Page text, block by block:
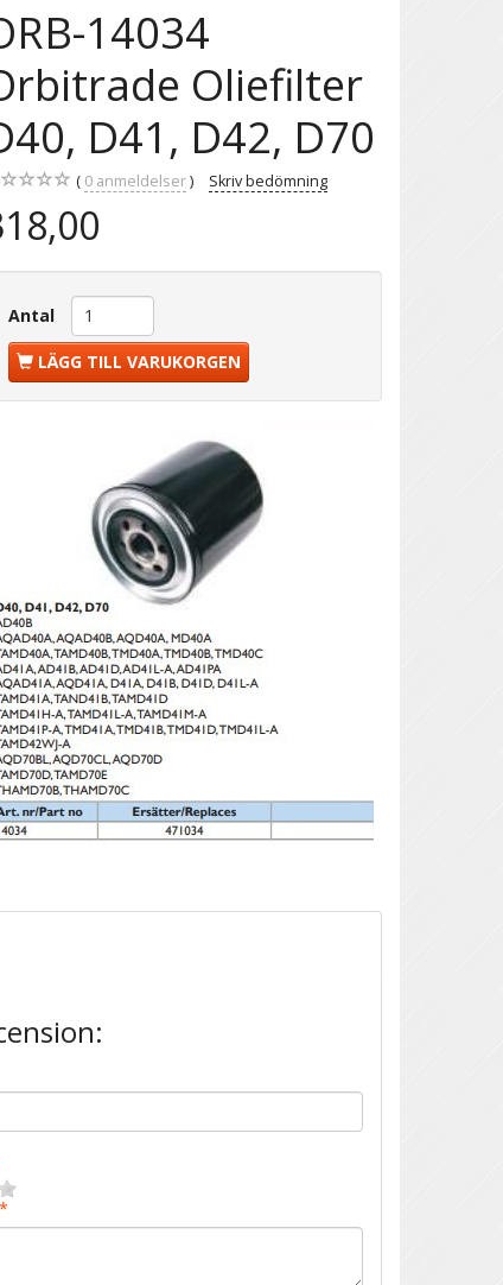
14034
Oliefilter
D41, D42, D70
0 anmeldelser Skriv bedömning
Antal
LÄGG TILL VARUKORGEN